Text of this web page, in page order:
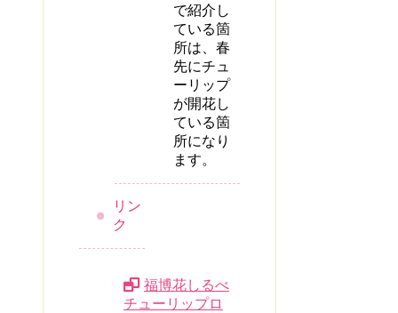
で紹介し
ている箇
所は、春
先にチュ
ーリップ
が開花し
ている箇
所になり
ます。
リン
ク
福博花しるべ
チューリップロ